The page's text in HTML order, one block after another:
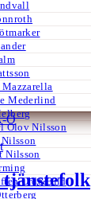
Mederlind
Olov Nilsson
Nilsson
Ord&Bild
Ö